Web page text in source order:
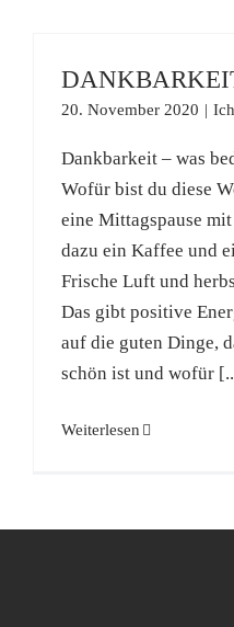
20. November 2020 |
Dankbarkeit – was
Wofür bist du diese
eine Mittagspause
dazu ein Kaffee und
Frische Luft und
Das gibt positive
auf die guten Dinge,
schön ist und wofür
Weiterlesen